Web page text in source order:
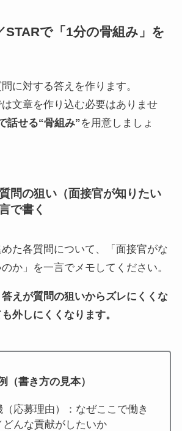
STARで「1分の骨組み」を
に対する答えを作ります。
文章を作り込む必要はありませ
話せる“骨組み”を用意しましょ
問の狙い（面接官が知りたい
で書く
た各質問について、「面接官がな
か」を一言でメモしてください。
答えが質問の狙いからズレにくくな
外しにくくなります。
（書き方の見本）
応募理由）：なぜここで働き
どんな貢献がしたいか